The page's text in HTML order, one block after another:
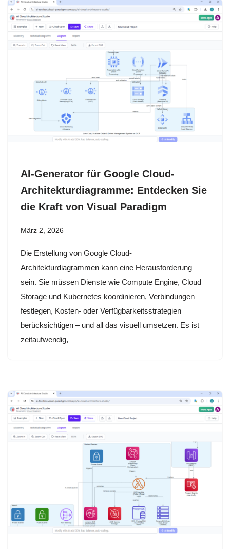
AI-Generator für Google Cloud-
Architekturdiagramme: Entdecken Sie
die Kraft von Visual Paradigm
März 2, 2026
Die Erstellung von Google Cloud-
Architekturdiagrammen kann eine Herausforderung
sein. Sie müssen Dienste wie Compute Engine, Cloud
Storage und Kubernetes koordinieren, Verbindungen
festlegen, Kosten- oder Verfügbarkeitsstrategien
berücksichtigen – und all das visuell umsetzen. Es ist
zeitaufwendig,